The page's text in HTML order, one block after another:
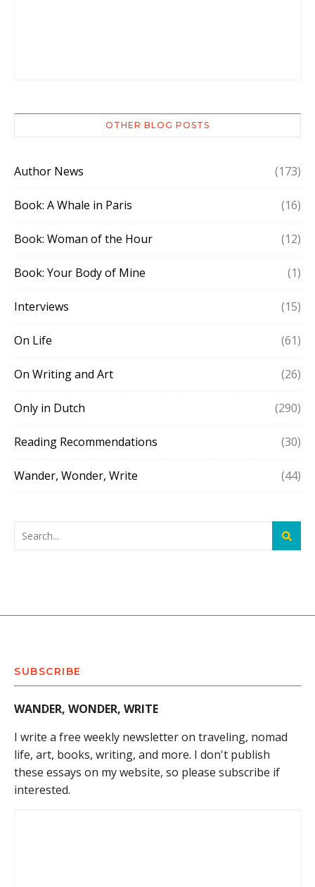
OTHER BLOG POSTS
Author News (173)
Book: A Whale in Paris (16)
Book: Woman of the Hour (12)
Book: Your Body of Mine (1)
Interviews (15)
On Life (61)
On Writing and Art (26)
Only in Dutch (290)
Reading Recommendations (30)
Wander, Wonder, Write (44)
SUBSCRIBE
WANDER, WONDER, WRITE
I write a free weekly newsletter on traveling, nomad
life, art, books, writing, and more. I don't publish
these essays on my website, so please subscribe if
interested.